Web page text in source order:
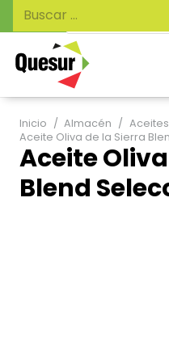
de
productos
Buscar:
Inicio / Almacén / Aceites
Aceite Oliva de la Sierra
Aceite
Blend